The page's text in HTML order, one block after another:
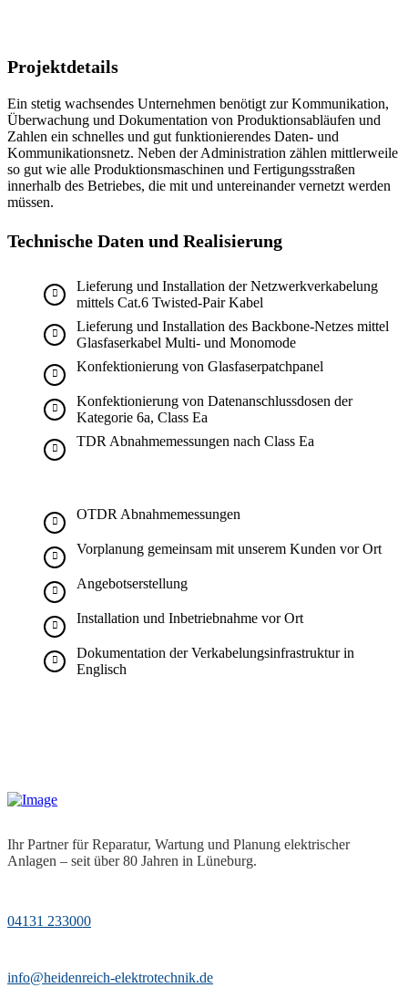
Projektdetails
Ein stetig wachsendes Unternehmen benötigt zur Kommunikation,
Überwachung und Dokumentation von Produktionsabläufen und
Zahlen ein schnelles und gut funktionierendes Daten- und
Kommunikationsnetz. Neben der Administration zählen mittlerweile
so gut wie alle Produktionsmaschinen und Fertigungsstraßen
innerhalb des Betriebes, die mit und untereinander vernetzt werden
müssen.
Technische Daten und Realisierung
Lieferung und Installation der Netzwerkverkabelung
mittels Cat.6 Twisted-Pair Kabel
Lieferung und Installation des Backbone-Netzes mittel
Glasfaserkabel Multi- und Monomode
Konfektionierung von Glasfaserpatchpanel
Konfektionierung von Datenanschlussdosen der
Kategorie 6a, Class Ea
TDR Abnahmemessungen nach Class Ea
OTDR Abnahmemessungen
Vorplanung gemeinsam mit unserem Kunden vor Ort
Angebotserstellung
Installation und Inbetriebnahme vor Ort
Dokumentation der Verkabelungsinfrastruktur in
Englisch
Ihr Partner für Reparatur, Wartung und Planung elektrischer
Anlagen – seit über 80 Jahren in Lüneburg.
04131 233000
info@heidenreich-elektrotechnik.de